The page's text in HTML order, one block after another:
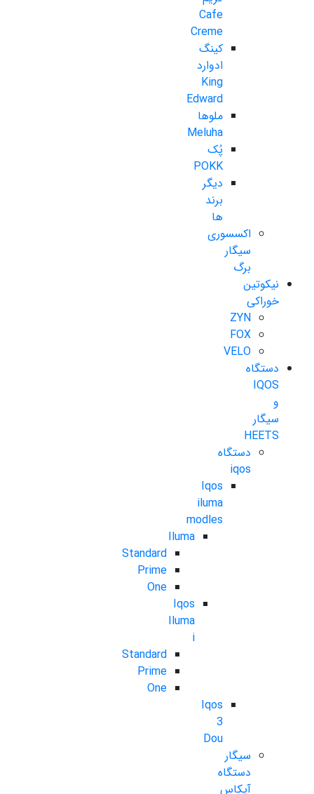
Cafe
Creme
کینگ
ادوارد
King
Edward
ملوها
Meluha
پُک
POKK
دیگر
برند
ها
اکسسوری
سیگار
برگ
نیکوتین
خوراکی
ZYN
FOX
VELO
دستگاه
IQOS
و
سیگار
HEETS
دستگاه
iqos
Iqos
iluma
modles
Iluma
Standard
Prime
One
Iqos
Iluma
i
Standard
Prime
One
Iqos
3
Dou
سیگار
دستگاه
آیکاس